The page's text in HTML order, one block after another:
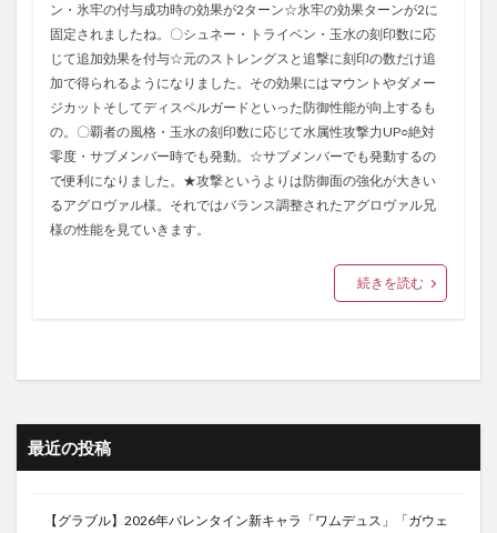
ン・氷牢の付与成功時の効果が2ターン☆氷牢の効果ターンが2に
固定されましたね。〇シュネー・トライベン・玉水の刻印数に応
じて追加効果を付与☆元のストレングスと追撃に刻印の数だけ追
加で得られるようになりました。その効果にはマウントやダメー
ジカットそしてディスペルガードといった防御性能が向上するも
の。〇覇者の風格・玉水の刻印数に応じて水属性攻撃力UP○絶対
零度・サブメンバー時でも発動。☆サブメンバーでも発動するの
で便利になりました。★攻撃というよりは防御面の強化が大きい
るアグロヴァル様。それではバランス調整されたアグロヴァル兄
様の性能を見ていきます。
続きを読む
最近の投稿
【グラブル】2026年バレンタイン新キャラ「ワムデュス」「ガウェ